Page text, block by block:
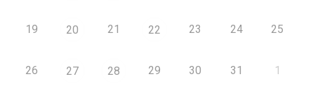
19 20 21 22 23 24 25
26 27 28 29 30 31 1